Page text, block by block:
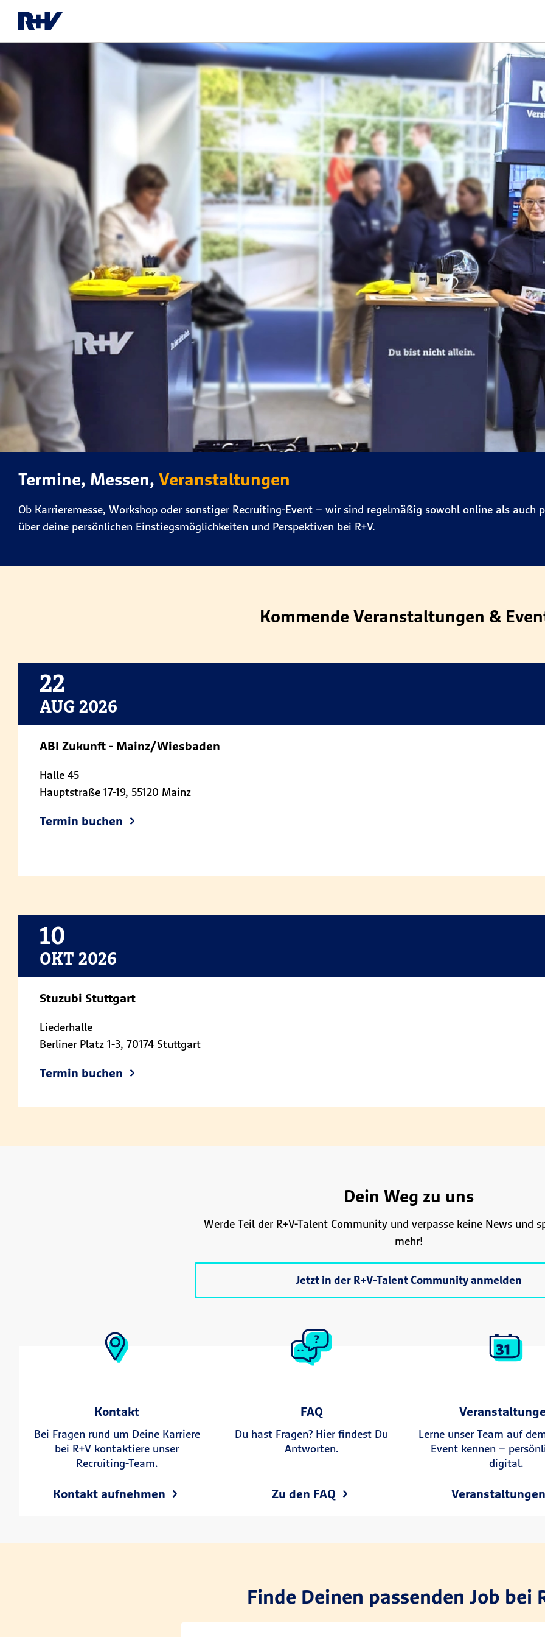
Termine, Messen, Veranstaltungen
Ob Karrieremesse, Workshop oder sonstiger Recruiting-Event – wir sind regelmäßig sowohl online als
über deine persönlichen Einstiegsmöglichkeiten und Perspektiven bei R+V.
Kommende Veranstaltungen &
22
AUG 2026
ABI Zukunft - Mainz/Wiesbaden
Halle 45
Hauptstraße 17-19, 55120 Mainz
Termin buchen
10
OKT 2026
Stuzubi Stuttgart
Liederhalle
Berliner Platz 1-3, 70174 Stuttgart
Termin buchen
Dein Weg zu uns
Werde Teil der R+V-Talent Community und verpasse keine News und
mehr!
Jetzt in der R+V-Talent Community anmelden
Kontakt
Bei Fragen rund um Deine Karriere
bei R+V kontaktiere unser
Recruiting-Team.
Kontakt aufnehmen
FAQ
Du hast Fragen? Hier findest Du
Antworten.
Zu den FAQ
Lerne unser Team auf
Event kennen –
digital.
Veranstaltungen
Finde Deinen passenden Job bei